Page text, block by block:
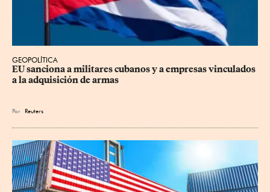
GEOPOLÍTICA
EU sanciona a militares cubanos y a empresas vinculados
a la adquisición de armas
Por Reuters